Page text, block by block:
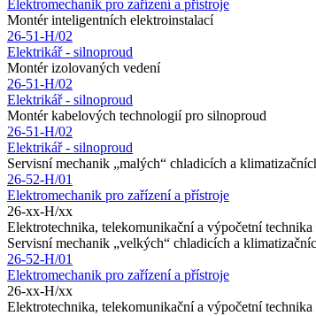
Elektromechanik pro zařízení a přístroje
Montér inteligentních elektroinstalací
26-51-H/02
Elektrikář - silnoproud
Montér izolovaných vedení
26-51-H/02
Elektrikář - silnoproud
Montér kabelových technologií pro silnoproud
26-51-H/02
Elektrikář - silnoproud
Servisní mechanik „malých“ chladicích a
26-52-H/01
Elektromechanik pro zařízení a přístroje
26-xx-H/xx
Elektrotechnika, telekomunikační a výpočetní technika
Servisní mechanik „velkých“ chladicích a
26-52-H/01
Elektromechanik pro zařízení a přístroje
26-xx-H/xx
Elektrotechnika, telekomunikační a výpočetní technika